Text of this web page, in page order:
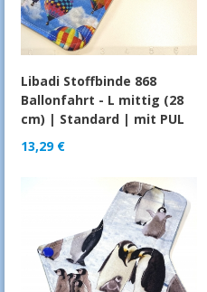
Libadi Stoffbinde 868
Ballonfahrt - L mittig (28
cm) | Standard | mit PUL
13,29 €